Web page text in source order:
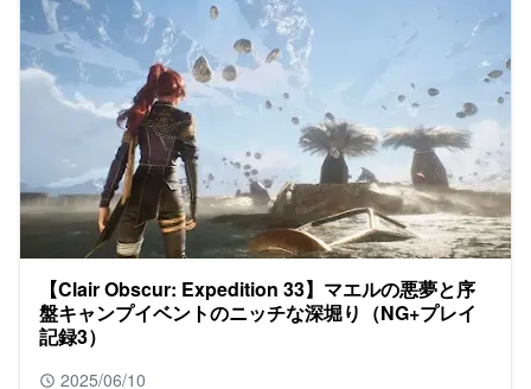
【Clair Obscur: Expedition 33】マエルの悪夢と序
盤キャンプイベントのニッチな深堀り（NG+プレイ
記録3）
2025/06/10